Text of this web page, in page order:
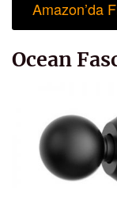
Amazon’da
Ocean